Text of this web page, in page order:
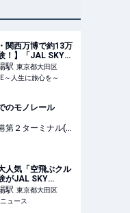
関西万博で約13万
！】「JAL SKY
」がリニューア
ぶクルマの世界を
る「そらクルー
心を～
駅 東京都大田区
～人生に旅心を～
のモノレール
第２ターミナル(モ
人気「空飛ぶクル
がJAL SKY
に常設！2026年
ューアル
駅 東京都大田区
ュース